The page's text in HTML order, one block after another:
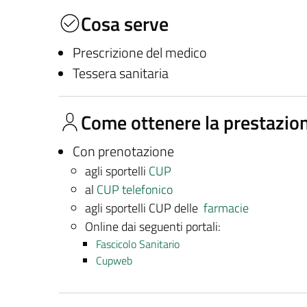
Cosa serve
Prescrizione del medico
Tessera sanitaria
Come ottenere la
Con prenotazione
agli sportelli CUP
al CUP telefonico
agli sportelli CUP delle farmacie
Online dai seguenti portali:
Fascicolo Sanitario
Cupweb